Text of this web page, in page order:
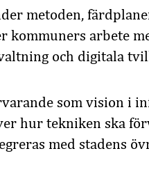
metoden,
kommuners arbete
och digitala
som vision i
hur tekniken ska
med stadens